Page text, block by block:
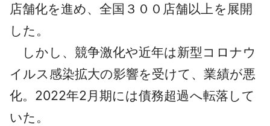
店舗化を進め、全国３００店舗以上を展開
した。
しかし、競争激化や近年は新型コロナウ
イルス感染拡大の影響を受けて、業績が悪
化。2022年2月期には債務超過へ転落して
いた。